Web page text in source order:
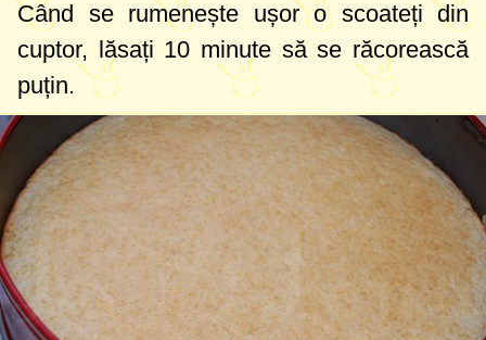
Când se rumenește ușor o scoateți din
cuptor, lăsați 10 minute să se răcorească
puțin.